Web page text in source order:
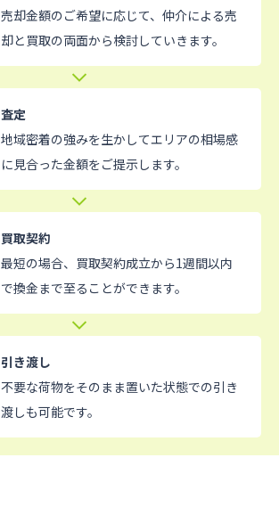
売却金額のご希望に応じて、仲介による売
却と買取の両面から検討していきます。
査定
地域密着の強みを生かしてエリアの相場感
に見合った金額をご提示します。
買取契約
最短の場合、買取契約成立から1週間以内
で換金まで至ることができます。
引き渡し
不要な荷物をそのまま置いた状態での引き
渡しも可能です。